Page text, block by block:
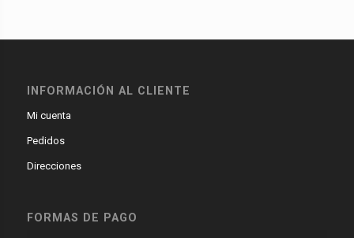
INFORMACIÓN AL CLIENTE
Mi cuenta
Pedidos
Direcciones
FORMAS DE PAGO